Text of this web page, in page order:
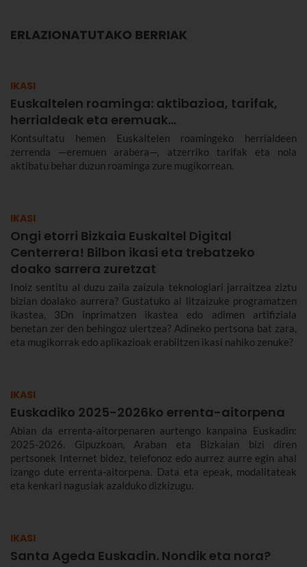
ERLAZIONATUTAKO BERRIAK
IKASI
Euskaltelen roaminga: aktibazioa, tarifak,
herrialdeak eta eremuak…
Kontsultatu hemen Euskaltelen roamingeko herrialdeen
zerrenda —eremuen arabera—, atzerriko tarifak eta nola
aktibatu behar duzun roaminga zure mugikorrean.
IKASI
Ongi etorri Bizkaia Euskaltel Digital
Centerrera! Bilbon ikasi eta trebatzeko
doako sarrera zuretzat
Inoiz sentitu al duzu zaila zaizula teknologiari jarraitzea ziztu
bizian doalako aurrera? Gustatuko al litzaizuke programatzen
ikastea, 3Dn inprimatzen ikastea edo adimen artifiziala
benetan zer den behingoz ulertzea? Adineko pertsona bat zara,
eta mugikorrak edo aplikazioak erabiltzen ikasi nahiko zenuke?
IKASI
Euskadiko 2025-2026ko errenta-aitorpena
Abian da errenta-aitorpenaren aurtengo kanpaina Euskadin:
2025-2026. Gipuzkoan, Araban eta Bizkaian bizi diren
pertsonek Internet bidez, telefonoz edo aurrez aurre egin ahal
izango dute errenta-aitorpena. Data eta epeak, modalitateak
eta kenkari nagusiak azalduko dizkizugu.
IKASI
Santa Ageda Euskadin. Nondik eta nora?